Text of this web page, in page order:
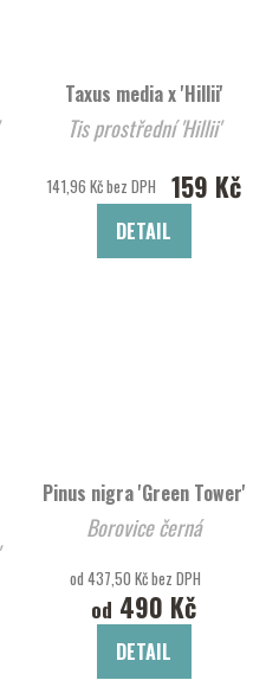
Taxus media x 'Hillii'
Tis prostřední 'Hillii'
141,96 Kč bez DPH 159 Kč
DETAIL
Pinus nigra 'Green Tower'
Borovice černá
od 437,50 Kč bez DPH
od 490 Kč
DETAIL